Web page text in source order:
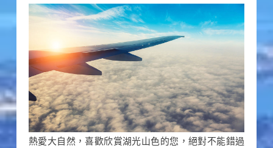
熱愛大自然，喜歡欣賞湖光山色的您，絕對不能錯過